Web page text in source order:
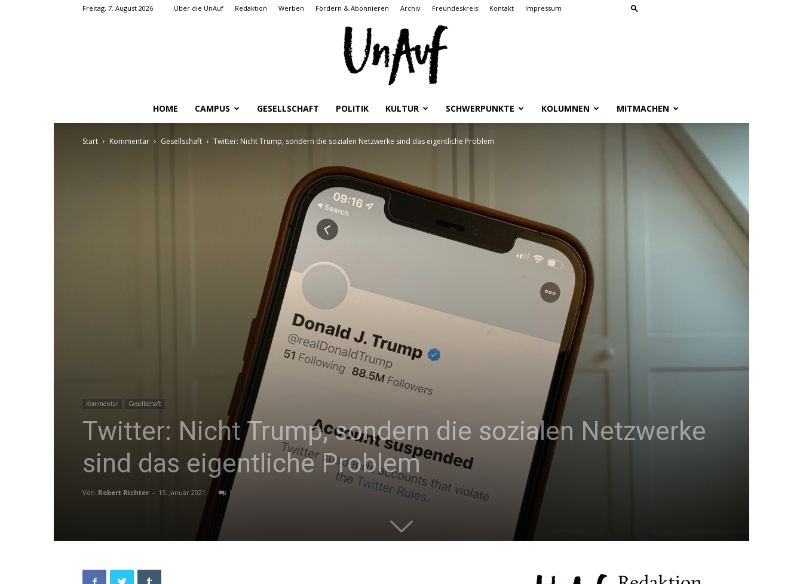
Freitag, 7. August 2026 Über die UnAuf Redaktion Werben Fördern & Abonnieren Archiv Freundeskreis Kontakt Impressum
der
HU
HOME CAMPUS GESELLSCHAFT POLITIK KULTUR SCHWERPUNKTE KOLUMNEN MITMACHEN
Start Kommentar Gesellschaft Twitter: Nicht Trump, sondern die sozialen Netzwerke sind das eigentliche Problem
Kommentar Gesellschaft
Twitter: Nicht Trump, sondern die sozialen Netzwerke
sind das eigentliche Problem
Von Robert Richter - 15. Januar 2021 1